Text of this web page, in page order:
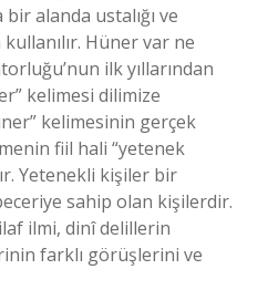
alanda ustalığı ve
Hüner var ne
ilk yıllarından
kelimesi dilimize
kelimesinin gerçek
fiil hali “yetenek
Yetenekli kişiler bir
sahip olan kişilerdir.
ilmi, dinî delillerin
farklı görüşlerini ve